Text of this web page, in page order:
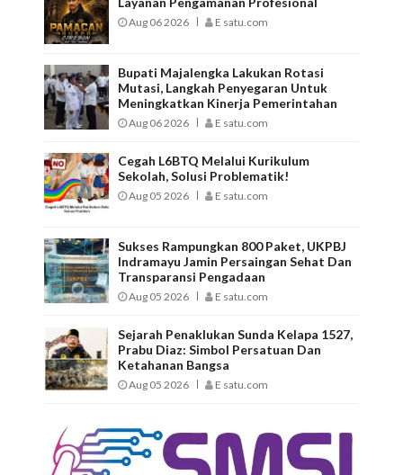
Aug 06 2026 E satu.com
Bupati Majalengka Lakukan Rotasi
Mutasi, Langkah Penyegaran Untuk
Meningkatkan Kinerja Pemerintahan
Aug 06 2026 E satu.com
Cegah L6BTQ Melalui Kurikulum
Sekolah, Solusi Problematik!
Aug 05 2026 E satu.com
Sukses Rampungkan 800 Paket, UKPBJ
Indramayu Jamin Persaingan Sehat Dan
Transparansi Pengadaan
Aug 05 2026 E satu.com
Sejarah Penaklukan Sunda Kelapa 1527,
Prabu Diaz: Simbol Persatuan Dan
Ketahanan Bangsa
Aug 05 2026 E satu.com